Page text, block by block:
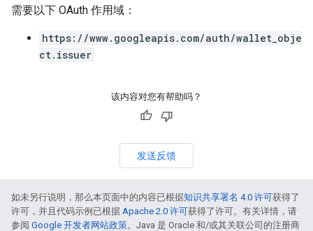
需要以下 OAuth 作用域：
https://www.googleapis.com/auth/wallet_obje
ct.issuer
该内容对您有帮助吗？
发送反馈
如未另行说明，那么本页面中的内容已根据知识共享署名 4.0 许可获得了
许可，并且代码示例已根据 Apache 2.0 许可获得了许可。有关详情，请
参阅 Google 开发者网站政策。Java 是 Oracle 和/或其关联公司的注册商